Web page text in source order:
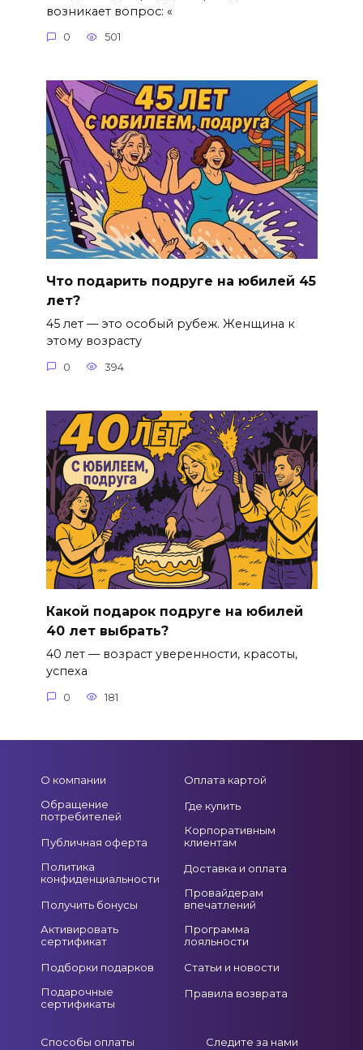
возникает вопрос: «
0 501
Что подарить подруге на юбилей 45
лет?
45 лет — это особый рубеж. Женщина к
этому возрасту
0 394
Какой подарок подруге на юбилей
40 лет выбрать?
40 лет — возраст уверенности, красоты,
успеха
0 181
О компании
Обращение
потребителей
Публичная оферта
Политика
конфиденциальности
Получить бонусы
Активировать
сертификат
Подборки подарков
Подарочные
сертификаты
Оплата картой
Где купить
Корпоративным
клиентам
Доставка и оплата
Провайдерам
впечатлений
Программа
лояльности
Статьи и новости
Правила возврата
Способы оплаты Следите за нами